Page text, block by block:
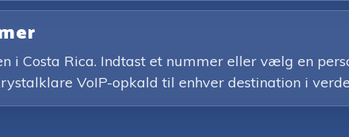
Costa Rica. Indtast et nummer eller vælg en
VoIP-opkald til enhver destination i